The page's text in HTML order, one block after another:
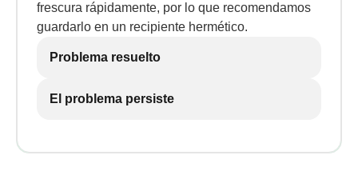
frescura rápidamente, por lo que recomendamos
guardarlo en un recipiente hermético.
Problema resuelto
El problema persiste